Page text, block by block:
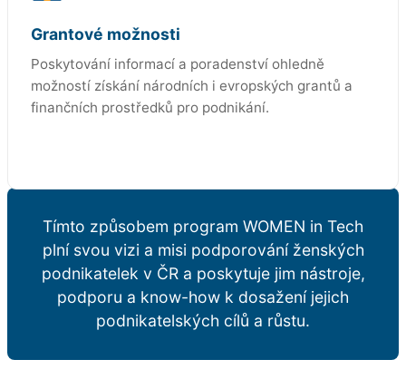
Grantové možnosti
Poskytování informací a poradenství ohledně
možností získání národních i evropských grantů a
finančních prostředků pro podnikání.
Tímto způsobem program WOMEN in Tech
plní svou vizi a misi podporování ženských
podnikatelek v ČR a poskytuje jim nástroje,
podporu a know-how k dosažení jejich
podnikatelských cílů a růstu.